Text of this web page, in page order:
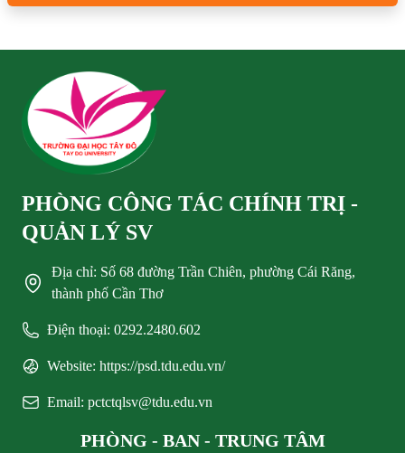
PHÒNG CÔNG TÁC CHÍNH TRỊ -
QUẢN LÝ SV
Địa chỉ: Số 68 đường Trần Chiên, phường Cái Răng,
thành phố Cần Thơ
Điện thoại: 0292.2480.602
Website: https://psd.tdu.edu.vn/
Email: pctctqlsv@tdu.edu.vn
PHÒNG - BAN - TRUNG TÂM